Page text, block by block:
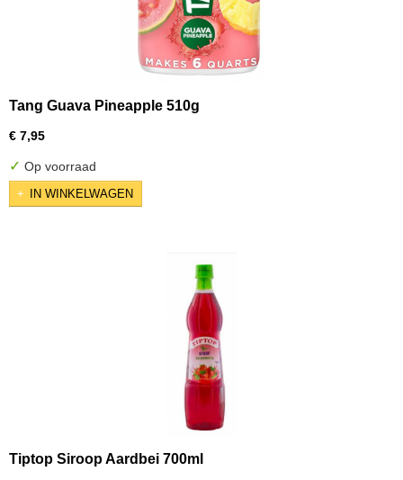
Tang Guava Pineapple 510g
€ 7,95
✓ Op voorraad
IN WINKELWAGEN
Tiptop Siroop Aardbei 700ml